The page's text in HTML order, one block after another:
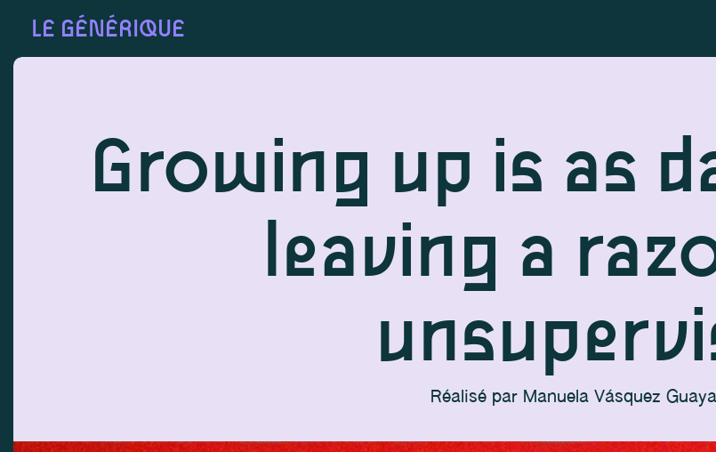
LE GÉNÉRIQUE
Growing up is as
leaving a
Réalisé par Manuela Vásquez